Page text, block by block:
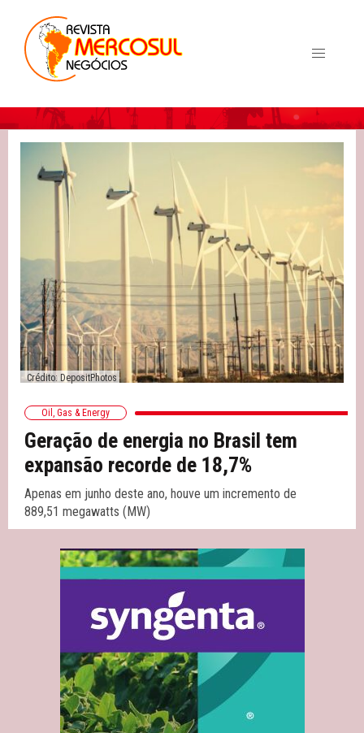
Crédito: DepositPhotos
Oil, Gas & Energy
Geração de energia no Brasil tem
expansão recorde de 18,7%
Apenas em junho deste ano, houve um incremento de
889,51 megawatts (MW)